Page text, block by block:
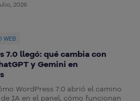
2026
WEB
7.0 llegó: qué cambia con
y Gemini en
WordPress 7.0 abrió el camino
IA en el panel, cómo funcionan